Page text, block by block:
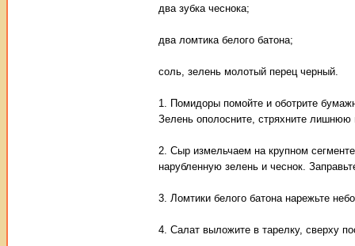
два зубка чеснока;
два ломтика белого батона;
соль, зелень молотый перец черный.
1. Помидоры помойте и оботрите
Зелень ополосните, стряхните лишнюю
2. Сыр измельчаем на крупном
нарубленную зелень и чеснок.
3. Ломтики белого батона нарежьте
4. Салат выложите в тарелку, сверху